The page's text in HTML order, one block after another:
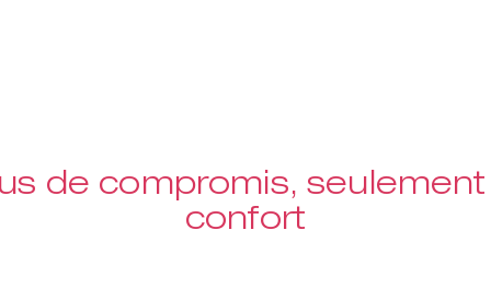
de compromis,
confort